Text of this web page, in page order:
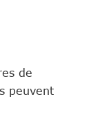
de
peuvent